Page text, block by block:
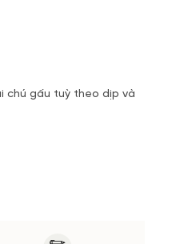
chú gấu tuỳ theo dịp và